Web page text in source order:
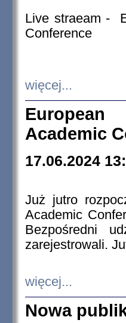
Live straeam -
Conference
więcej...
European
Academic
17.06.2024
Już jutro
Academic
Bezpośredni
zarejestrowali.
więcej...
Nowa